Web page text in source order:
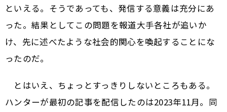
といえる。そうであっても、発信する意義は充分にあ
った。結果としてこの問題を報道大手各社が追いか
け、先に述べたような社会的関心を喚起することにな
ったのだ。
とはいえ、ちょっとすっきりしないところもある。
ハンターが最初の記事を配信したのは2023年11月。同